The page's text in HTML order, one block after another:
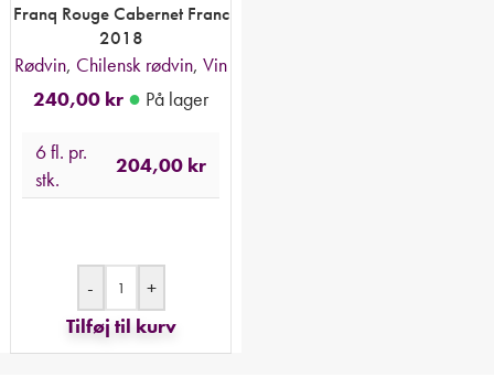
Franq Rouge Cabernet Franc
2018
Rødvin, Chilensk rødvin, Vin
240,00 kr ● På lager
6 fl. pr.
stk.
204,00 kr
-
+
Tilføj til kurv